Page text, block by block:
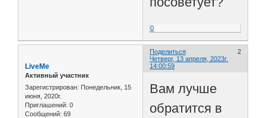
0
Поделиться
2
Четверг, 13 апреля, 2023г.
14:00:59
LiveMe
Активный участник
Зарегистрирован: Понедельник, 15
июня, 2020г.
Приглашений: 0
Сообщений: 69
Вам лучше
обратится в